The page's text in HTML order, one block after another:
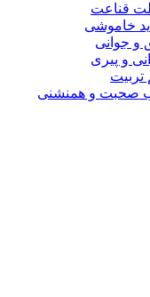
قناعت
خاموشى
و جوانى
و پیرى
تربیت
صحبت و همنشنى